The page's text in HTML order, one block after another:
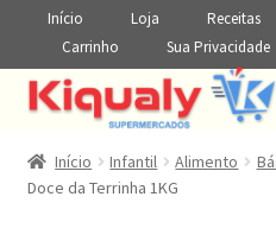
Início Loja Receitas
Carrinho
Sua Privacidade
Início Infantil Alimento
Doce da Terrinha 1KG